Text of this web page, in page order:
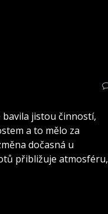
jistou činností,
a to mělo za
dočasná u
přibližuje atmosféru,